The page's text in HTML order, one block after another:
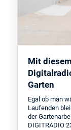
Mit
Garten
Egal ob man
Laufenden
der
DIGITRADIO